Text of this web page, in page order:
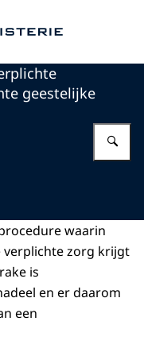
geestelijke
waarin
verplichte zorg krijgt
is
en er daarom
een